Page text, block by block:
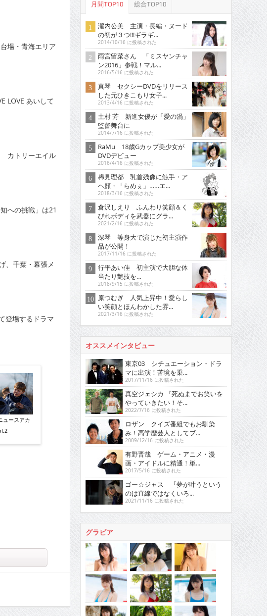
場・青海エリア
LOVE あいして
カトリーエイル
への挑戦」は21
、千葉・幕張メ
登場するドラマ
ュースアカ
月間TOP10 総合TOP10
瀧内公美 主演・長編・ヌード
の初が３つ!!!ギラギ...
2014/10/16 に投稿された
雨宮留菜さん 「ミスヤンチャ
ン2016」参戦！マル...
2016/5/16 に投稿された
真琴 セクシーDVDをリリース
した元ひきこもり女子...
2013/4/16 に投稿された
土村 芳 新進女優が「愛の渦」
監督舞台に
2014/7/16 に投稿された
RaMu 18歳Gカップ美少女が
DVDデビュー
2016/4/16 に投稿された
稀見理都 乳首残像に触手・ア
ヘ顔・「らめぇ」……エ...
2018/3/16 に投稿された
倉沢しえり ふんわり笑顔＆く
びれボディを武器にグラ...
2021/2/16 に投稿された
深琴 等身大で演じた初主演作
品が公開！
2017/11/16 に投稿された
行平あい佳 初主演で大胆な体
当たり艶技を…
2018/9/15 に投稿された
原つむぎ 人気上昇中！愛らし
い笑顔とほんわかした雰...
2021/3/16 に投稿された
オススメインタビュー
東京03 シチュエーション・ドラ
マに出演！苦境を乗...
2017/11/16 に投稿された
真空ジェシカ 『死ぬまでお笑いを
やっていきたい！そ...
2022/7/16 に投稿された
ロザン クイズ番組でもお馴染
み！高学歴芸人としてブ...
2009/12/16 に投稿された
有野晋哉 ゲーム・アニメ・漫
画・アイドルに精通！単...
2017/5/16 に投稿された
ゴー☆ジャス 『夢が叶うという
のは直線ではなくいろ...
2021/11/16 に投稿された
グラビア